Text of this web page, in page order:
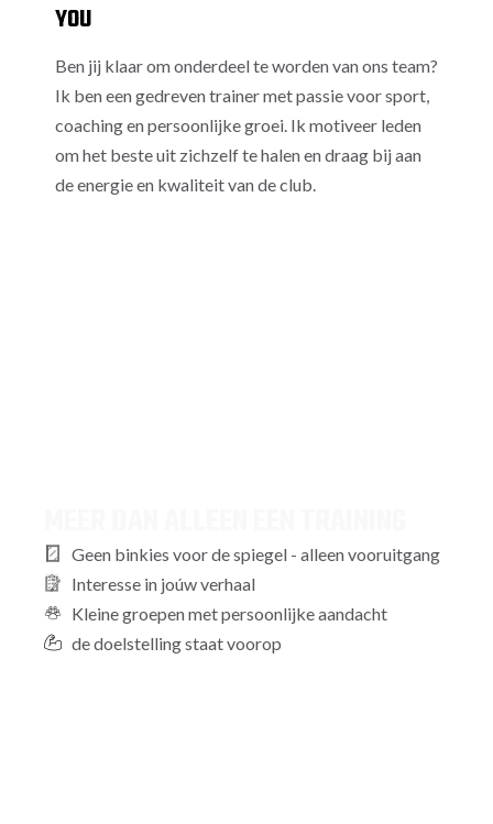
YOU
Ben jij klaar om onderdeel te worden van ons team?
Ik ben een gedreven trainer met passie voor sport,
coaching en persoonlijke groei. Ik motiveer leden
om het beste uit zichzelf te halen en draag bij aan
de energie en kwaliteit van de club.
Geen binkies voor de spiegel - alleen vooruitgang
Interesse in joúw verhaal
Kleine groepen met persoonlijke aandacht
de doelstelling staat voorop